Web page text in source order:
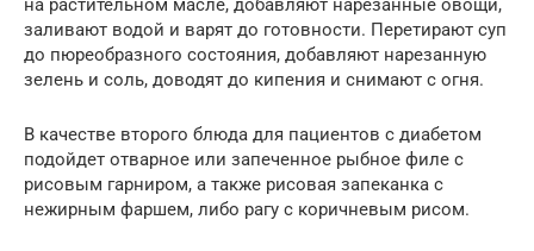
на растительном масле, добавляют нарезанные овощи,
заливают водой и варят до готовности. Перетирают суп
до пюреобразного состояния, добавляют нарезанную
зелень и соль, доводят до кипения и снимают с огня.
В качестве второго блюда для пациентов с диабетом
подойдет отварное или запеченное рыбное филе с
рисовым гарниром, а также рисовая запеканка с
нежирным фаршем, либо рагу с коричневым рисом.